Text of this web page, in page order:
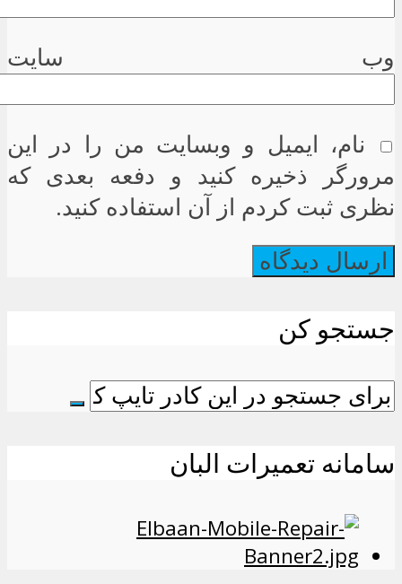
وب سایت
نام، ایمیل و وبسایت من را در این
مرورگر ذخیره کنید و دفعه بعدی که
نظری ثبت کردم از آن استفاده کنید.
جستجو کن
سامانه تعمیرات البان